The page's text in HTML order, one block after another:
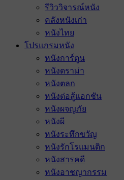
รีวิววิจารณ์หนัง
คลังหนังเก่า
หนังไทย
โปรแกรมหนัง
หนังการ์ตูน
หนังดราม่า
หนังตลก
หนังต่อสู้แอกชัน
หนังผจญภัย
หนังผี
หนังระทึกขวัญ
หนังรักโรแมนติก
หนังสารคดี
หนังอาชญากรรม